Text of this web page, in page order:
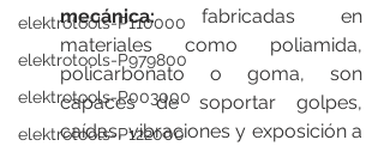
elektrotools-P110000
elektrotools-P979800
elektrotools-P003000
elektrotools-P122000
mecánica: fabricadas en
materiales como poliamida,
policarbonato o goma, son
capaces de soportar golpes,
caídas, vibraciones y exposición a